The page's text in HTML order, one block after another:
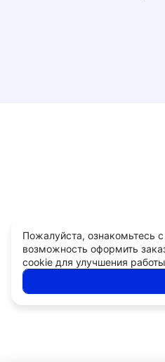
Пожалуйста, ознакомьтесь
возможность оформить
cookie для улучшения